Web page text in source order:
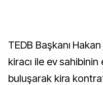
TEDB Başkanı
kiracı ile ev
buluşarak kira